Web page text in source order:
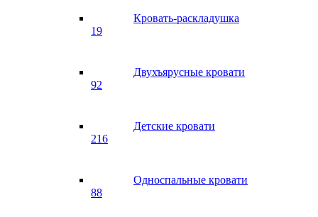
Кровать-раскладушка
19
Двухъярусные кровати
92
Детские кровати
216
Односпальные кровати
88